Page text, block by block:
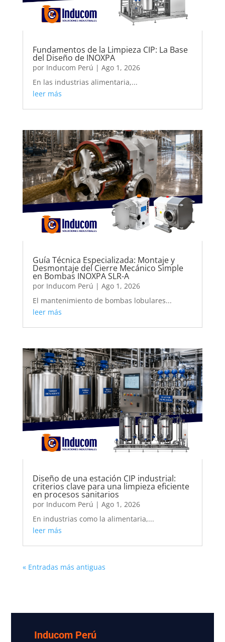
Fundamentos de la Limpieza CIP: La Base
del Diseño de INOXPA
por Inducom Perú | Ago 1, 2026
En las industrias alimentaria,...
leer más
Guía Técnica Especializada: Montaje y
Desmontaje del Cierre Mecánico Simple
en Bombas INOXPA SLR-A
por Inducom Perú | Ago 1, 2026
El mantenimiento de bombas lobulares...
leer más
Diseño de una estación CIP industrial:
criterios clave para una limpieza eficiente
en procesos sanitarios
por Inducom Perú | Ago 1, 2026
En industrias como la alimentaria,...
leer más
« Entradas más antiguas
Inducom Perú